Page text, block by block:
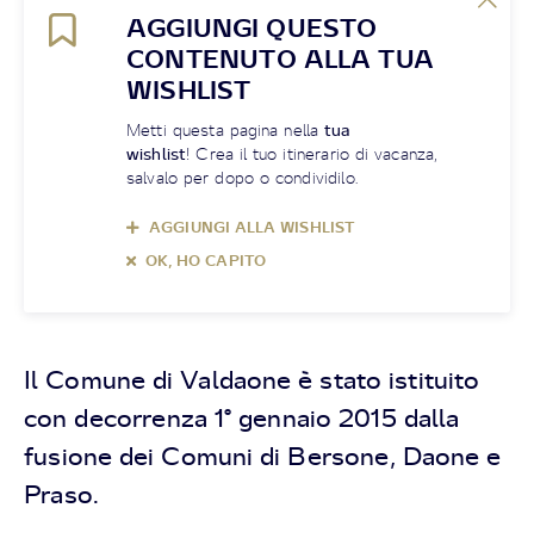
AGGIUNGI QUESTO
CONTENUTO ALLA TUA
WISHLIST
Metti questa pagina nellatua
wishlist! Crea il tuo itinerario di vacanza,
salvalo per dopo o condividilo.
AGGIUNGI ALLA WISHLIST
OK, HO CAPITO
Il Comune di Valdaone è stato istituito
con decorrenza 1° gennaio 2015 dalla
fusione dei Comuni di Bersone, Daone e
Praso.